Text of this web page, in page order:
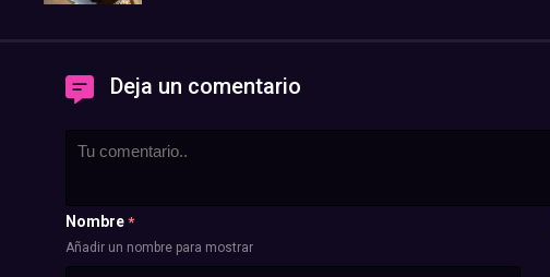
Deja un comentario
Nombre *
Añadir un nombre para mostrar